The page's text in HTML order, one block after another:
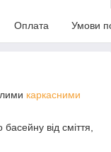
Оплата Умови
каркасними
від сміття,